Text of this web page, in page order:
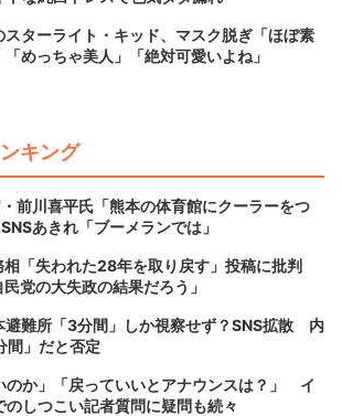
スターライト・キッド、マスク脱ぎ「ほぼ素
めっちゃ美人」「絶対可愛いよね」
キング
前川喜平氏「熊本の体育館にクーラーをつ
あきれ「ブーメランでは」
相「失われた28年を取り戻す」投稿に批判
党の大失政の結果だろう」
避難所「3分間」しか視察せず？SNS拡散 内
間」だと否定
のか」「戻っていいとアナウンスは？」 イ
のしつこい記者質問に疑問も続々